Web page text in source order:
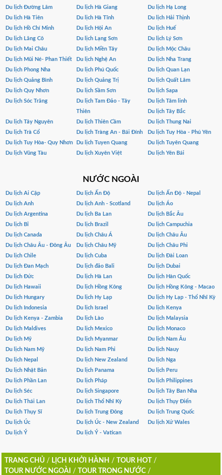
Du lịch Đường Lâm
Du lịch Hà Giang
Du lịch Hạ Long
Du lịch Hà Tiên
Du lịch Hà Tĩnh
Du lịch Hải Thịnh
Du lịch Hồ Chí Minh
Du lịch Hội An
Du lịch Huế
Du lịch Lăng Cô
Du lịch Lạng Sơn
Du lịch Lý Sơn
Du lịch Mai Châu
Du lịch Miền Tây
Du lịch Mộc Châu
Du lịch Mũi Né- Phan Thiết
Du lịch Nghệ An
Du lịch Nha Trang
Du lịch Phong Nha
Du lịch Phú Quốc
Du lịch Quan Lạn
Du lịch Quảng Bình
Du lịch Quảng Trị
Du lịch Quất Lâm
Du lịch Quy Nhơn
Du lịch Sầm Sơn
Du lịch Sapa
Du lịch Sóc Trăng
Du lịch Tam Đảo - Tây
Thiên
Du lịch Tâm linh
Du lịch Tây Bắc
Du lịch Tây Nguyên
Du lịch Thiên Cầm
Du lịch Thung Nai
Du lịch Trà Cổ
Du lịch Tràng An - Bái Đính
Du lịch Tuy Hòa - Phú Yên
Du lịch Tuy Hòa- Quy Nhơn
Du lịch Tuyen Quang
Du lịch Tuyên Quang
Du lịch Vũng Tàu
Du lịch Xuyên Việt Du lịch Yên Bái
NƯỚC NGOÀI
Du lịch Ai Cập Du lịch Ấn Độ
Du lịch Ấn Độ - Nepal
Du lịch Anh
Du lịch Anh - Scotland
Du lịch Áo
Du lịch Argentina
Du lịch Ba Lan
Du lịch Bắc Âu
Du lịch Bỉ
Du lịch Brazil
Du lịch Campuchia
Du lịch Canada
Du lịch Châu Á
Du lịch Châu Âu
Du lịch Châu Âu - Đông Âu
Du lịch Châu Mỹ
Du lịch Châu Phi
Du lịch Chile
Du lịch Cuba
Du lịch Đài Loan
Du lịch Đan Mạch
Du lịch đảo Bali
Du lịch Dubai
Du lịch Đức
Du lịch Hà Lan
Du lịch Hàn Quốc
Du lịch Hawaii
Du lịch Hồng Kông
Du lịch Hồng Kông - Macao
Du lịch Hungary
Du lịch Hy Lạp
Du lịch Hy Lạp - Thổ Nhĩ Kỳ
Du lịch Indonesia
Du lịch Israel
Du lịch Kenya
Du lịch Kenya - Zambia
Du lịch Lào
Du lịch Malaysia
Du lịch Maldives
Du lịch Mexico
Du lịch Monaco
Du lịch Mỹ
Du lịch Myanmar
Du lịch Nam Âu
Du lịch Nam Mỹ
Du lịch Nam Phi
Du lịch Nauy
Du lịch Nepal
Du lịch New Zealand
Du lịch Nga
Du lịch Nhật Bản
Du lịch Panama
Du lịch Peru
Du lịch Phần Lan
Du lịch Pháp
Du lịch Philippines
Du lịch Séc
Du lịch Singapore
Du lịch Tây Ban Nha
Du lịch Thái Lan
Du lịch Thổ Nhĩ Kỳ
Du lịch Thụy Điển
Du lịch Thụy Sĩ
Du lịch Trung Đông
Du lịch Trung Quốc
Du lịch Úc
Du lịch Úc - New Zealand
Du lịch Xứ Wales
Du lịch Ý
Du lịch Ý - Vatican
TRANG CHỦ/ LỊCH KHỞI HÀNH / TOUR HOT/
TOUR NƯỚC NGOÀI
/ TOUR TRONG NƯỚC/